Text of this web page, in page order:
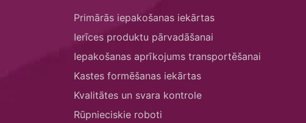
Primārās iepakošanas iekārtas
Ierīces produktu pārvadāšanai
Iepakošanas aprīkojums transportēšanai
Kastes formēšanas iekārtas
Kvalitātes un svara kontrole
Rūpnieciskie roboti